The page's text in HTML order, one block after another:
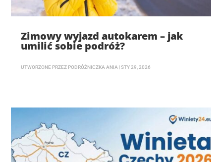
Zimowy wyjazd autokarem – jak
umilić sobie podróż?
UTWORZONE PRZEZ PODRÓŻNICZKA ANIA |STY 29, 2026